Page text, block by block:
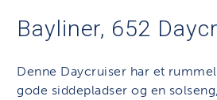
Bayliner, 652
Denne Daycruiser har et
gode siddepladser og en